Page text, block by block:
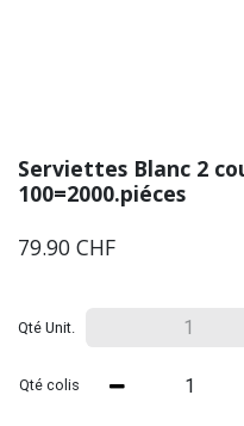
Serviettes Blanc 2
100=2000.piéces
79.90 CHF
Qté Unit.
Qté colis